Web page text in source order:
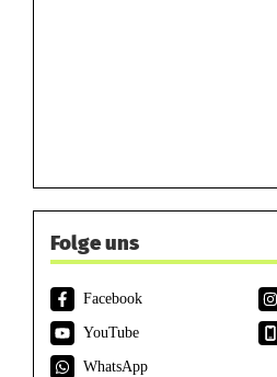
Folge uns
Facebook
YouTube
WhatsApp